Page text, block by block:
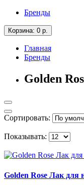
Бренды
Корзина: 0 р.
Главная
Бренды
Golden
Сортировать:
Показывать:
Golden Rose Лак для